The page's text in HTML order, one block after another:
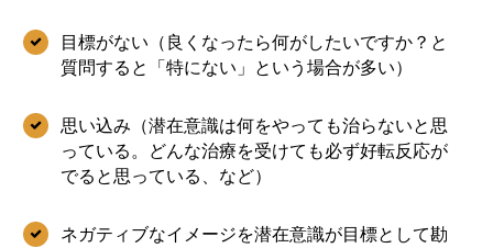
目標がない（良くなったら何がしたいですか？と
質問すると「特にない」という場合が多い）
思い込み（潜在意識は何をやっても治らないと思
っている。どんな治療を受けても必ず好転反応が
でると思っている、など）
ネガティブなイメージを潜在意識が目標として勘